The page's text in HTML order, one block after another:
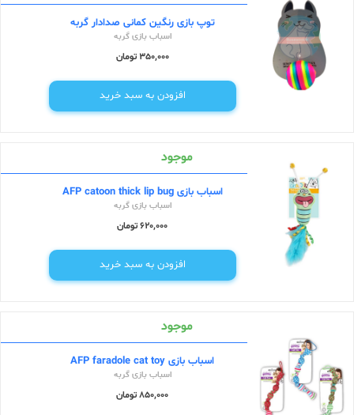
توپ بازی رنگین کمانی صدادار گربه
اسباب بازی گربه
350,000 تومان
افزودن به سبد خرید
موجود
اسباب بازی AFP catoon thick lip bug
اسباب بازی گربه
620,000 تومان
افزودن به سبد خرید
موجود
اسباب بازی AFP faradole cat toy
اسباب بازی گربه
850,000 تومان